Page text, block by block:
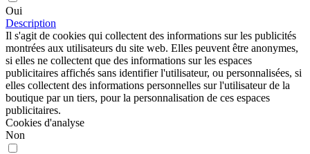
Oui
Description
Il s'agit de cookies qui collectent des informations sur les publicités
montrées aux utilisateurs du site web. Elles peuvent être anonymes,
si elles ne collectent que des informations sur les espaces
publicitaires affichés sans identifier l'utilisateur, ou personnalisées, si
elles collectent des informations personnelles sur l'utilisateur de la
boutique par un tiers, pour la personnalisation de ces espaces
publicitaires.
Cookies d'analyse
Non